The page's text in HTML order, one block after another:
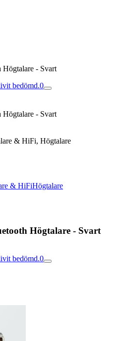
- Svart
bedömd.0
- Svart
& HiFi, Högtalare
& HiFiHögtalare
Högtalare - Svart
bedömd.0